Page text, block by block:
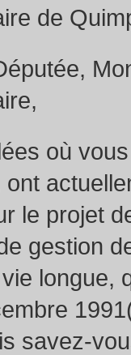
de
où
le projet
gestion
longue,
savez-